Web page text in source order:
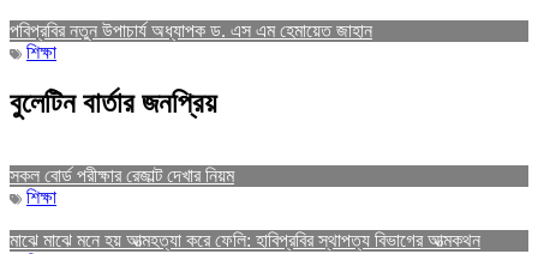
পবিপ্রবির নতুন উপাচার্য অধ্যাপক ড. এস এম হেমায়েত জাহান
শিক্ষা
বুলেটিন বার্তার জনপ্রিয়
সকল বোর্ড পরীক্ষার রেজাল্ট দেখার নিয়ম
শিক্ষা
মাঝে মাঝে মনে হয় আত্মহত্যা করে ফেলি: হাবিপ্রবির স্থাপত্য বিভাগের আত্মকথন